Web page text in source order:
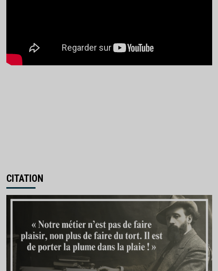
CITATION